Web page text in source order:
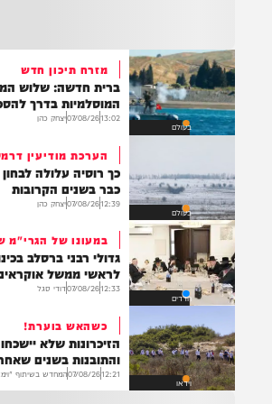
בהמשך להחייאה שבוצעה בבני ברק: הציבור
מתבקש להתפלל עבור הפעוט צבי בן שיינא
לרפואה שלמה
בין הזמנים: שלושה בחורי ישיבות חולצו
מהכינרת לאחר שנסחפו לעומק האגם, בחוף
בלתי מוכרז כשהם על גבי אביזר ציפה.
21:31
בני ברק: חובשים ופראמדיקים של ארגון הצלה
מבצעים פעולות החייאה על תינוק כבן שנה וחצי
לאחר שנחנק משקית.
19:03
בעולם
מזרח תיכון חדש
ברית חדשה: שלוש
המוסלמיות בדרך
13:02
07/08/26יצחק כהן
בעולם
הערכת מודיעין
כך רוסיה עלולה לבחון
כבר בשנים הקרובות
12:39
07/08/26יצחק כהן
חרדים
במעונו של הגרי"מ
גדולי רבני ברסלב
לראשי ממשל אוקראינה
12:33
07/08/26דודי סגל
כשהאש בוערת!